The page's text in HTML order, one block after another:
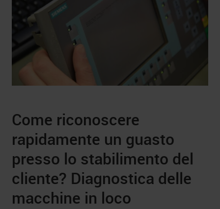
Come riconoscere
rapidamente un guasto
presso lo stabilimento del
cliente? Diagnostica delle
macchine in loco